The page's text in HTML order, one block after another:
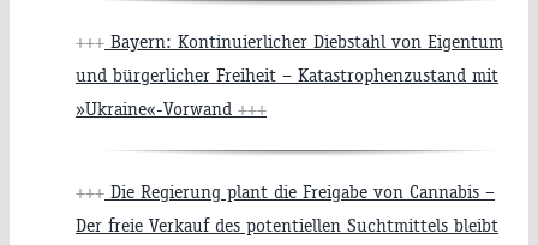
+++ Bayern: Kontinuierlicher Diebstahl von Eigentum
und bürgerlicher Freiheit – Katastrophenzustand mit
»Ukraine«-Vorwand +++
+++ Die Regierung plant die Freigabe von Cannabis –
Der freie Verkauf des potentiellen Suchtmittels bleibt